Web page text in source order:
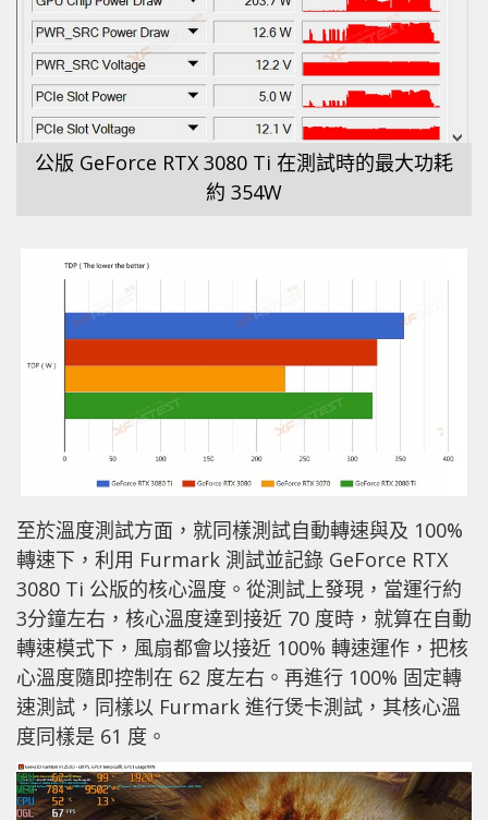
公版 GeForce RTX 3080 Ti 在測試時的最大功耗
約 354W
至於溫度測試方面，就同樣測試自動轉速與及 100%
轉速下，利用 Furmark 測試並記錄 GeForce RTX
3080 Ti 公版的核心溫度。從測試上發現，當運行約
3分鐘左右，核心溫度達到接近 70 度時，就算在自動
轉速模式下，風扇都會以接近 100% 轉速運作，把核
心溫度隨即控制在 62 度左右。再進行 100% 固定轉
速測試，同樣以 Furmark 進行煲卡測試，其核心溫
度同樣是 61 度。